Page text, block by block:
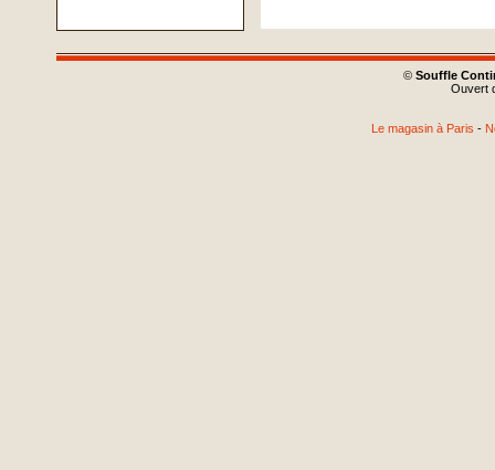
© Souffle
Ouvert
Le magasin à Paris -